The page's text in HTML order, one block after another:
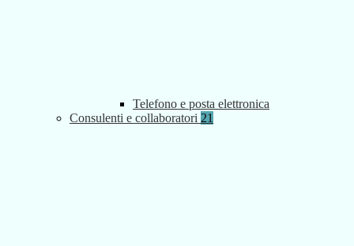
Telefono e posta elettronica
Consulenti e collaboratori 21